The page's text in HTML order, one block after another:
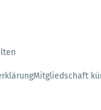
Mitgliedschaft